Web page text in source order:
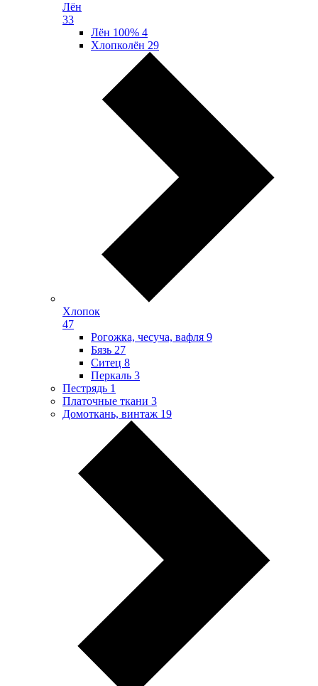
Лён
33
Лён 100% 4
Хлопколён 29
Хлопок
47
Рогожка, чесуча, вафля 9
Бязь 27
Ситец 8
Перкаль 3
Пестрядь 1
Платочные ткани 3
Домоткань, винтаж 19